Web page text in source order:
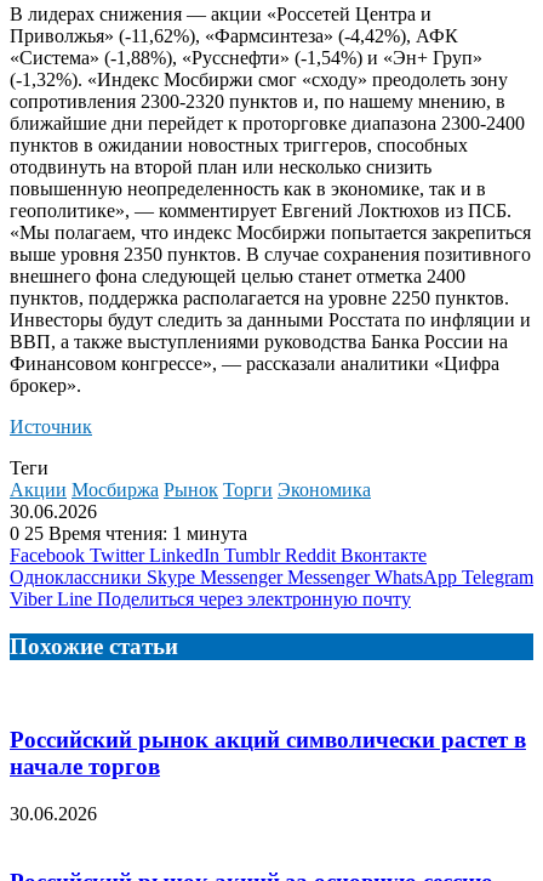
В лидерах снижения — акции «Россетей Центра и
Приволжья» (-11,62%), «Фармсинтеза» (-4,42%), АФК
«Система» (-1,88%), «Русснефти» (-1,54%) и «Эн+ Груп»
(-1,32%). «Индекс Мосбиржи смог «сходу» преодолеть зону
сопротивления 2300-2320 пунктов и, по нашему мнению, в
ближайшие дни перейдет к проторговке диапазона 2300-2400
пунктов в ожидании новостных триггеров, способных
отодвинуть на второй план или несколько снизить
повышенную неопределенность как в экономике, так и в
геополитике», — комментирует Евгений Локтюхов из ПСБ.
«Мы полагаем, что индекс Мосбиржи попытается закрепиться
выше уровня 2350 пунктов. В случае сохранения позитивного
внешнего фона следующей целью станет отметка 2400
пунктов, поддержка располагается на уровне 2250 пунктов.
Инвесторы будут следить за данными Росстата по инфляции и
ВВП, а также выступлениями руководства Банка России на
Финансовом конгрессе», — рассказали аналитики «Цифра
брокер».
Источник
Теги
Акции Мосбиржа Рынок Торги Экономика
30.06.2026
0 25 Время чтения: 1 минута
Facebook Twitter LinkedIn Tumblr Reddit Вконтакте
Одноклассники Skype Messenger Messenger WhatsApp Telegram
Viber Line Поделиться через электронную почту
Похожие статьи
Российский рынок акций символически растет в
начале торгов
30.06.2026